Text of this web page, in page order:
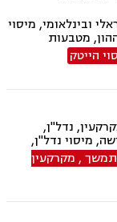
ובינלאומי, מיסוי
מטבעות
ליווי מיזמים,
ופעילות עסקית
רפואיים, עבירות
הייטק
נדל"ן,
מיסוי נדל"ן,
כוח מתמשך, מקרקעין